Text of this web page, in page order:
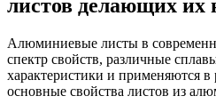
листов делающих
Алюминиевые листы в
спектр свойств, различные
характеристики и применяются в
основные свойства листов из